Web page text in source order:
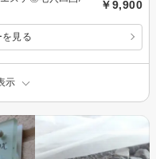
￥9,900
見る
示